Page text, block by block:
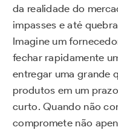
da realidade do
impasses e até
Imagine um
fechar rapidamente
entregar uma grande
produtos em um
curto. Quando não
compromete não